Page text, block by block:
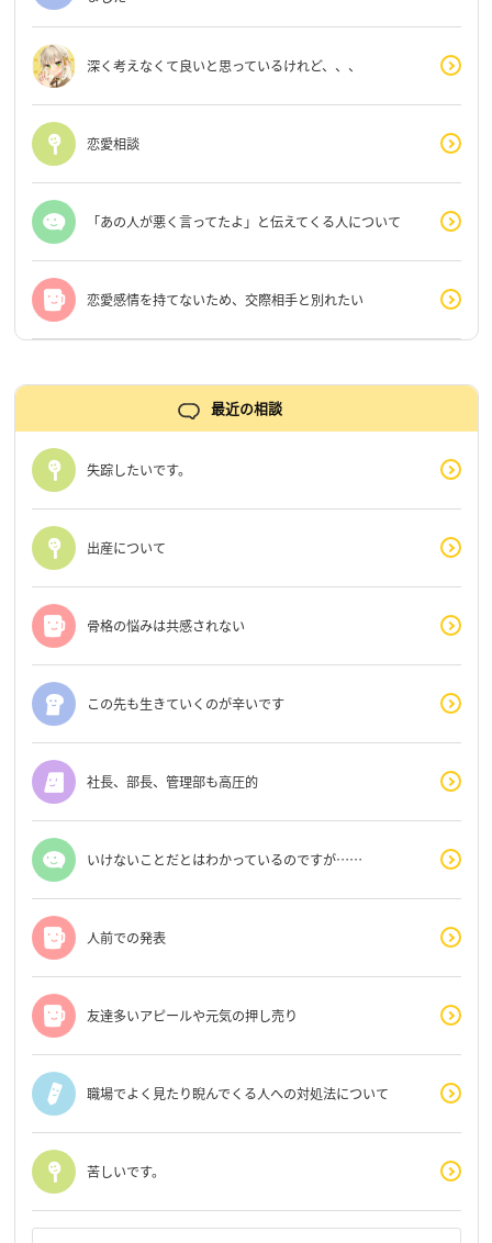
深く考えなくて良いと思っているけれど、、、
恋愛相談
「あの人が悪く言ってたよ」と伝えてくる人について
恋愛感情を持てないため、交際相手と別れたい
最近の相談
失踪したいです。
出産について
骨格の悩みは共感されない
この先も生きていくのが辛いです
社長、部長、管理部も高圧的
いけないことだとはわかっているのですが……
人前での発表
友達多いアピールや元気の押し売り
職場でよく見たり睨んでくる人への対処法について
苦しいです。